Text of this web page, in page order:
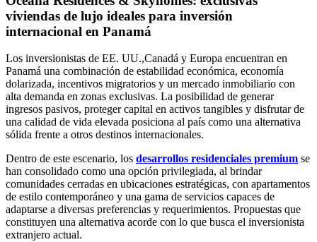
viviendas de lujo ideales para inversión
internacional en Panamá
Los inversionistas de EE. UU.,Canadá y Europa encuentran en
Panamá una combinación de estabilidad económica, economía
dolarizada, incentivos migratorios y un mercado inmobiliario con
alta demanda en zonas exclusivas. La posibilidad de generar
ingresos pasivos, proteger capital en activos tangibles y disfrutar de
una calidad de vida elevada posiciona al país como una alternativa
sólida frente a otros destinos internacionales.
Dentro de este escenario, los desarrollos residenciales premium se
han consolidado como una opción privilegiada, al brindar
comunidades cerradas en ubicaciones estratégicas, con apartamentos
de estilo contemporáneo y una gama de servicios capaces de
adaptarse a diversas preferencias y requerimientos. Propuestas que
constituyen una alternativa acorde con lo que busca el inversionista
extranjero actual.